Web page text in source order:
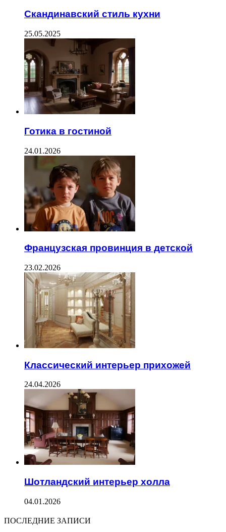
Скандинавский стиль кухни
25.05.2025
Готика в гостиной
24.01.2026
Французская провинция в детской
23.02.2026
Классический интерьер прихожей
24.04.2026
Шотландский интерьер холла
04.01.2026
ПОСЛЕДНИЕ ЗАПИСИ